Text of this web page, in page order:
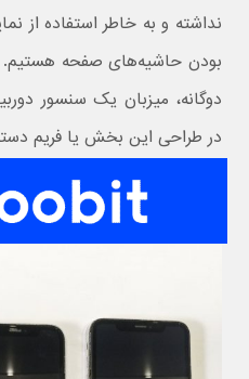
بودن حاشیه‌های صفحه
دوگانه، میزبان یک سنسور
در طراحی این بخش یا فریم